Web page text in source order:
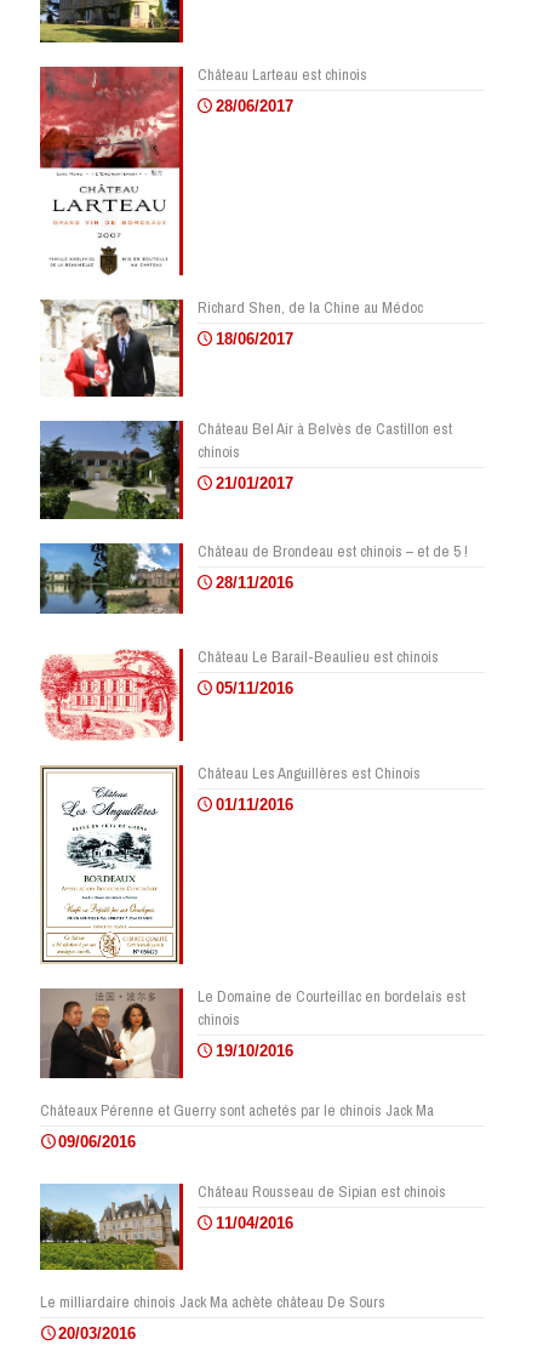
Château Larteau est chinois
28/06/2017
Richard Shen, de la Chine au Médoc
18/06/2017
Château Bel Air à Belvès de Castillon est
chinois
21/01/2017
Château de Brondeau est chinois – et de 5 !
28/11/2016
Château Le Barail-Beaulieu est chinois
05/11/2016
Château Les Anguillères est Chinois
01/11/2016
Le Domaine de Courteillac en bordelais est
chinois
19/10/2016
Châteaux Pérenne et Guerry sont achetés par le chinois Jack Ma
09/06/2016
Château Rousseau de Sipian est chinois
11/04/2016
Le milliardaire chinois Jack Ma achète château De Sours
20/03/2016